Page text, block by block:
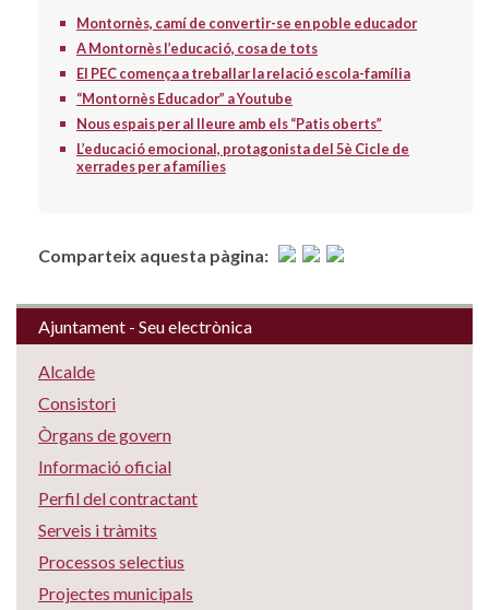
Montornès, camí de convertir-se en poble educador
A Montornès l’educació, cosa de tots
El PEC comença a treballar la relació escola-família
“Montornès Educador” a Youtube
Nous espais per al lleure amb els “Patis oberts”
L’educació emocional, protagonista del 5è Cicle de
xerrades per a famílies
Comparteix aquesta pàgina:
Ajuntament - Seu electrònica
Alcalde
Consistori
Òrgans de govern
Informació oficial
Perfil del contractant
Serveis i tràmits
Processos selectius
Projectes municipals